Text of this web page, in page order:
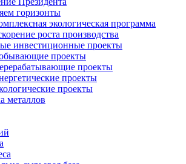
горизонты
экологическая программа
роста производства
инвестиционные проекты
проекты
проекты
проекты
проекты
металлов